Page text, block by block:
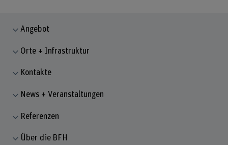
Angebot
Orte + Infrastruktur
Kontakte
News + Veranstaltungen
Referenzen
Über die BFH